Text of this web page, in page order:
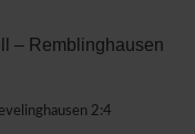
– Remblinghausen